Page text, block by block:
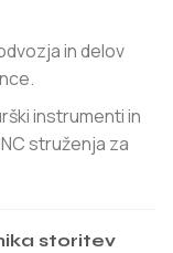
in delov
instrumenti in
struženja za
storitev